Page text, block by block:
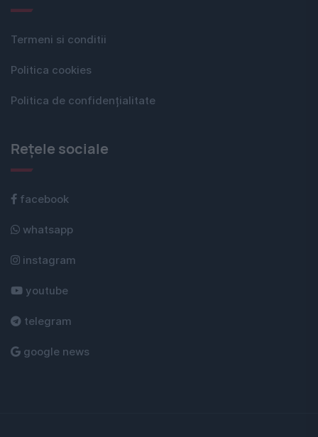
Termeni si conditii
Politica cookies
Politica de confidențialitate
Rețele sociale
facebook
whatsapp
instagram
youtube
telegram
google news